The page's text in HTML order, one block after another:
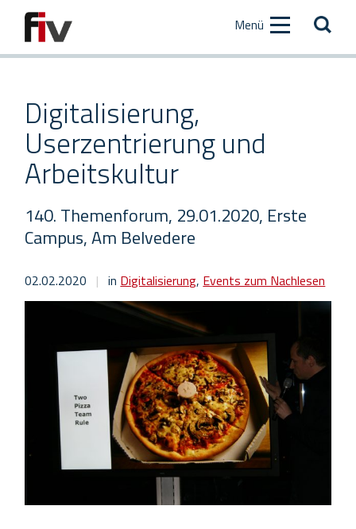
[AK+1]
Hauptnavigation
[AK+2]
Menü
Digitalisierung,
Userzentrierung und
Arbeitskultur
140. Themenforum, 29.01.2020, Erste
Campus, Am Belvedere
02.02.2020 | in Digitalisierung, Events zum Nachlesen